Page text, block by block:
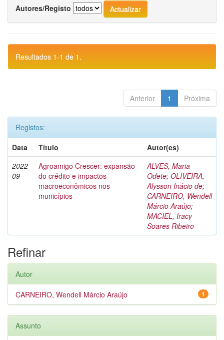
Autores/Registo
Resultados 1-1 de 1.
Anterior 1 Próxima
Registos:
Data
Título
Autor(es)
2022-
09
Agroamigo Crescer: expansão
do crédito e impactos
macroeconômicos nos
municípios
ALVES, Maria
Odete; OLIVEIRA,
Alysson Inácio de;
CARNEIRO, Wendell
Márcio Araújo;
MACIEL, Iracy
Soares Ribeiro
Refinar
Autor
1
CARNEIRO, Wendell Márcio Araújo
Assunto